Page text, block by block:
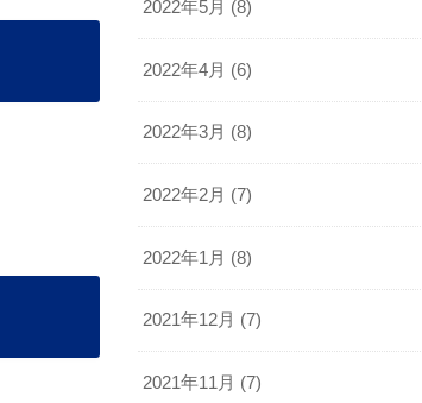
2022年5月 (8)
2022年4月 (6)
2022年3月 (8)
2022年2月 (7)
2022年1月 (8)
2021年12月 (7)
2021年11月 (7)